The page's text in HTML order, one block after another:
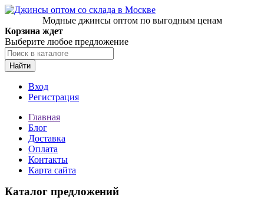
Модные джинсы оптом по выгодным ценам
Корзина ждет
Выберите любое предложение
Найти
Вход
Регистрация
Главная
Блог
Доставка
Оплата
Контакты
Карта сайта
Каталог предложений